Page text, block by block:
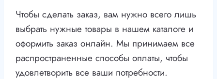
Чтобы сделать заказ, вам нужно всего лишь
выбрать нужные товары в нашем каталоге и
оформить заказ онлайн. Мы принимаем все
распространенные способы оплаты, чтобы
удовлетворить все ваши потребности.